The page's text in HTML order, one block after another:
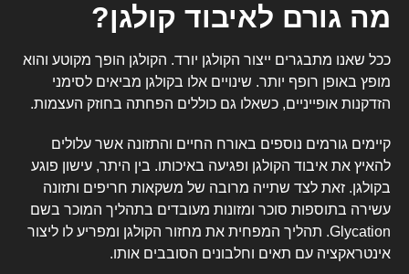
מה גורם לאיבוד קולגן?
ככל שאנו מתבגרים ייצור הקולגן יורד. הקולגן הופך מקוטע והוא
מופץ באופן רופף יותר. שינויים אלו בקולגן מביאים לסימני
הזדקנות אופייניים, כשאלו גם כוללים הפחתה בחוזק העצמות.
קיימים גורמים נוספים באורח החיים והתזונה אשר עלולים
להאיץ את איבוד הקולגן ופגיעה באיכותו. בין היתר, עישון פוגע
בקולגן. זאת לצד שתייה מרובה של משקאות חריפים ותזונה
עשירה בתוספות סוכר ומזונות מעובדים בתהליך המוכר בשם
Glycation. תהליך המפחית את מחזור הקולגן ומפריע לו ליצור
אינטראקציה עם תאים וחלבונים הסובבים אותו.